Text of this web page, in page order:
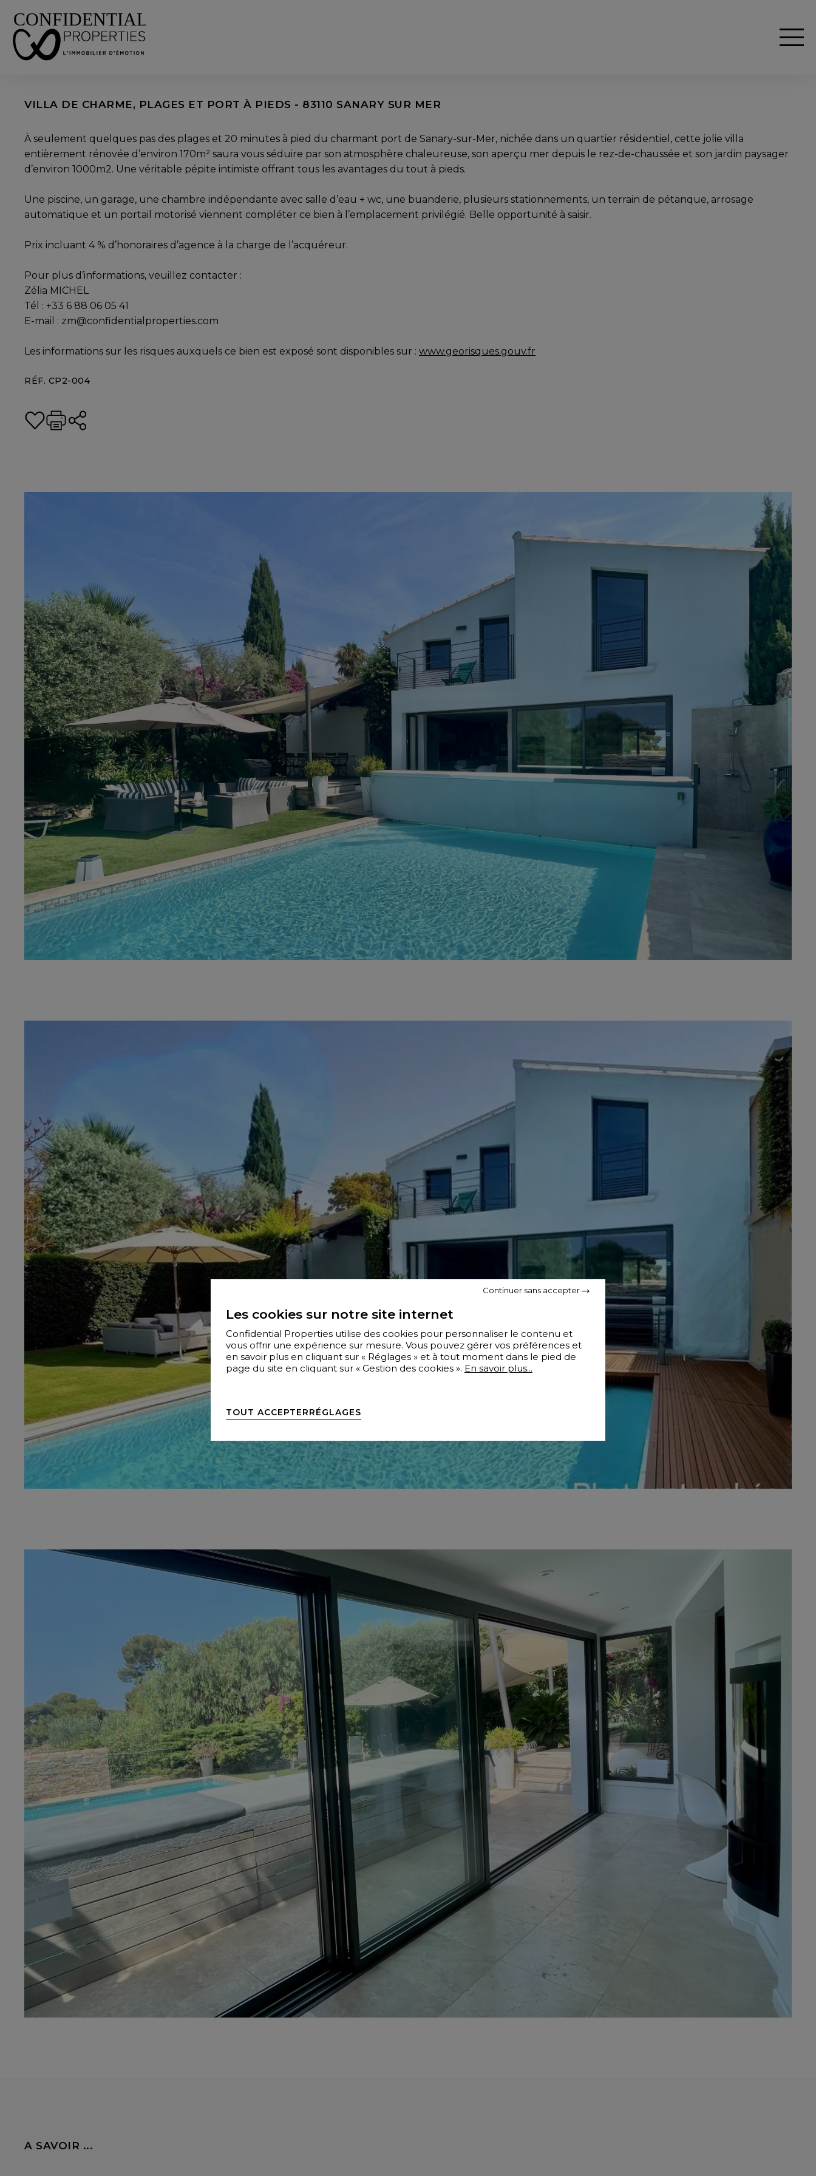
VILLA
Sanary-sur-Mer
RETOUR |VENTE | VILLA - 170 M² - 4 CHAMBRES - SANARY-SUR-MER, VAR CONTACTEZ L'AGENT
VILLA DE CHARME, PLAGES ET PORT À PIEDS - 83110 SANARY SUR MER
À seulement quelques pas des plages et 20 minutes à pied du charmant port de Sanary-sur-Mer, nichée dans un quartier résidentiel, cette jolie villa
entièrement rénovée d’environ 170m² saura vous séduire par son atmosphère chaleureuse, son aperçu mer depuis le rez-de-chaussée et son jardin paysager
d’environ 1000m2. Une véritable pépite intimiste offrant tous les avantages du tout à pieds.
Une piscine, un garage, une chambre indépendante avec salle d’eau + wc, une buanderie, plusieurs stationnements, un terrain de pétanque, arrosage
automatique et un portail motorisé viennent compléter ce bien à l’emplacement privilégié. Belle opportunité à saisir.
Prix incluant 4 % d’honoraires d’agence à la charge de l’acquéreur.
Pour plus d’informations, veuillez contacter :
Zélia MICHEL
Tél : +33 6 88 06 05 41
E-mail : zm@confidentialproperties.com
Les informations sur les risques auxquels ce bien est exposé sont disponibles sur : www.georisques.gouv.fr
RÉF. CP2-004
A SAVOIR ...
Les cookies sur notre site internet
Confidential Properties utilise des cookies pour personnaliser le contenu et
vous offrir une expérience sur mesure. Vous pouvez gérer vos préférences et
en savoir plus en cliquant sur « Réglages » et à tout moment dans le pied de
page du site en cliquant sur « Gestion des cookies ». En savoir plus...
TOUT ACCEPTERRÉGLAGES
Continuer sans accepter